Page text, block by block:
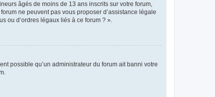
âgés de moins de 13 ans inscrits sur votre forum,
ne peuvent pas vous proposer d’assistance légale
ou d’ordres légaux liés à ce forum ? ».
possible qu’un administrateur du forum ait banni votre